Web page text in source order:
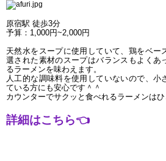
原宿駅 徒歩3分
予算：1,000円~2,000円
天然水をスープに使用していて、鶏をベー
選された素材のスープはバランスもよくあ
るラーメンを味わえます。
人工的な調味料を使用していないので、小
ている方にも安心です＾＾
カウンターでサクッと食べれるラーメンは
詳細はこちら👈